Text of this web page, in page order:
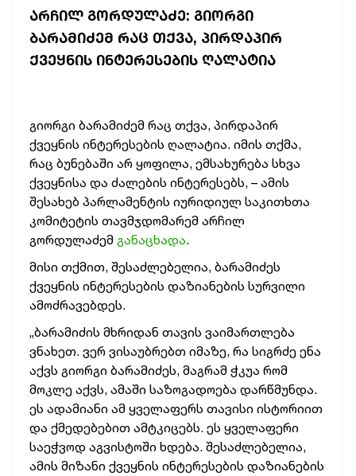
ᲐᲠᲩᲘᲚ ᲒᲝᲠᲓᲣᲚᲐᲫᲔ: ᲒᲘᲝᲠᲒᲘ
ᲑᲐᲠᲐᲛᲘᲫᲔᲛ ᲠᲐᲪ ᲗᲥᲕᲐ, ᲞᲘᲠᲓᲐᲞᲘᲠ
ᲥᲕᲔᲧᲜᲘᲡ ᲘᲜᲢᲔᲠᲔᲡᲔᲑᲘᲡ ᲦᲐᲚᲐᲢᲘᲐ
გიორგი ბარამიძემ რაც თქვა, პირდაპირ
ქვეყნის ინტერესების ღალატია. იმის თქმა,
რაც ბუნებაში არ ყოფილა, ემსახურება სხვა
ქვეყნისა და ძალების ინტერესებს, – ამის
შესახებ პარლამენტის იურიდიულ საკითხთა
კომიტეტის თავმჯდომარემ არჩილ
გორდულაძემ განაცხადა.
მისი თქმით, შესაძლებელია, ბარამიძეს
ქვეყნის ინტერესების დაზიანების სურვილი
ამოძრავებდეს.
„ბარამიძის მხრიდან თავის ვაიმართლება
ვნახეთ. ვერ ვისაუბრებთ იმაზე, რა სიგრძე ენა
აქვს გიორგი ბარამიძეს, მაგრამ ჭკუა რომ
მოკლე აქვს, ამაში საზოგადოება დარწმუნდა.
ეს ადამიანი ამ ყველაფერს თავისი ისტორიით
და ქმედებებით ამტკიცებს. ეს ყველაფერი
საეჭვოდ აგვისტოში ხდება. შესაძლებელია,
ამის მიზანი ქვეყნის ინტერესების დაზიანების